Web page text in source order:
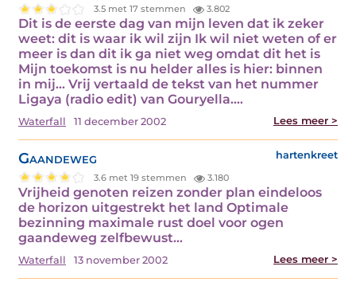
3.5 met 17 stemmen 3.802
Dit is de eerste dag van mijn leven dat ik zeker
weet: dit is waar ik wil zijn Ik wil niet weten of er
meer is dan dit ik ga niet weg omdat dit het is
Mijn toekomst is nu helder alles is hier: binnen
in mij… Vrij vertaald de tekst van het nummer
Ligaya (radio edit) van Gouryella.…
Waterfall 11 december 2002 Lees meer >
Gaandeweg hartenkreet
3.6 met 19 stemmen 3.180
Vrijheid genoten reizen zonder plan eindeloos
de horizon uitgestrekt het land Optimale
bezinning maximale rust doel voor ogen
gaandeweg zelfbewust…
Waterfall 13 november 2002 Lees meer >